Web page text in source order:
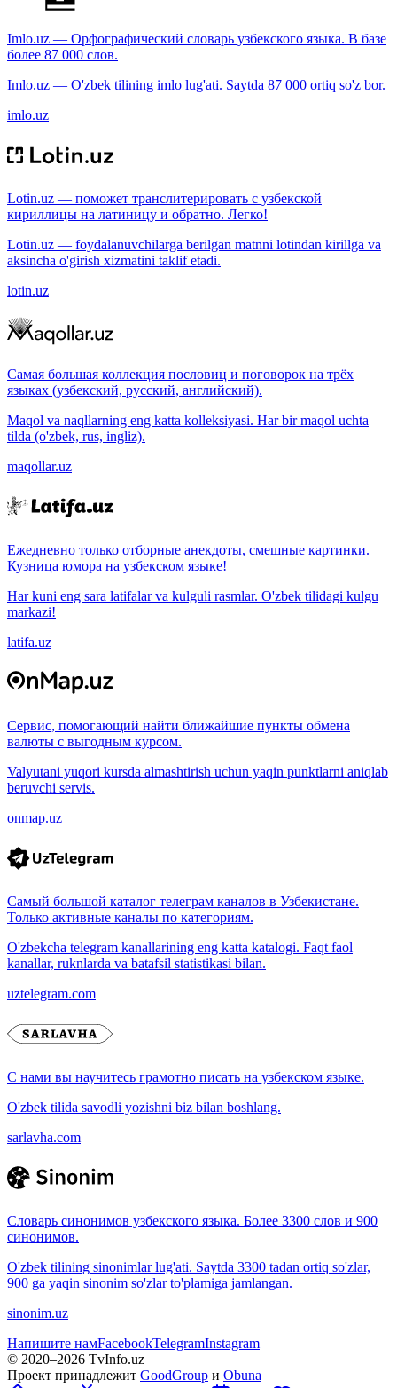
Imlo.uz — Орфографический словарь узбекского языка. В базе
более 87 000 слов.
Imlo.uz — O'zbek tilining imlo lug'ati. Saytda 87 000 ortiq so'z bor.
imlo.uz
Lotin.uz — поможет транслитерировать с узбекской
кириллицы на латиницу и обратно. Легко!
Lotin.uz — foydalanuvchilarga berilgan matnni lotindan kirillga va
aksincha o'girish xizmatini taklif etadi.
lotin.uz
Самая большая коллекция пословиц и поговорок на трёх
языках (узбекский, русский, английский).
Maqol va naqllarning eng katta kolleksiyasi. Har bir maqol uchta
tilda (o'zbek, rus, ingliz).
maqollar.uz
Ежедневно только отборные анекдоты, смешные картинки.
Кузница юмора на узбекском языке!
Har kuni eng sara latifalar va kulguli rasmlar. O'zbek tilidagi kulgu
markazi!
latifa.uz
Сервис, помогающий найти ближайшие пункты обмена
валюты с выгодным курсом.
Valyutani yuqori kursda almashtirish uchun yaqin punktlarni aniqlab
beruvchi servis.
onmap.uz
Самый большой каталог телеграм каналов в Узбекистане.
Только активные каналы по категориям.
O'zbekcha telegram kanallarining eng katta katalogi. Faqt faol
kanallar, ruknlarda va batafsil statistikasi bilan.
uztelegram.com
С нами вы научитесь грамотно писать на узбекском языке.
O'zbek tilida savodli yozishni biz bilan boshlang.
sarlavha.com
Словарь синонимов узбекского языка. Более 3300 слов и 900
синонимов.
O'zbek tilining sinonimlar lug'ati. Saytda 3300 tadan ortiq so'zlar,
900 ga yaqin sinonim so'zlar to'plamiga jamlangan.
sinonim.uz
Напишите намFacebookTelegramInstagram
© 2020–2026 TvInfo.uz
Проект принадлежит GoodGroup и Obuna